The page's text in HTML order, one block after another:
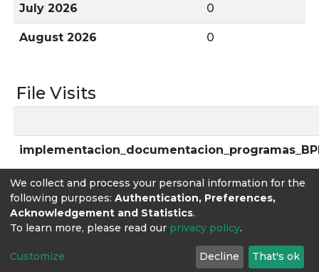
July 2026 0
August 2026 0
File Visits
We collect and process your personal information for the
following purposes: Authentication, Preferences,
Acknowledgement and Statistics.
To learn more, please read our privacy policy.
Customize Decline That's ok